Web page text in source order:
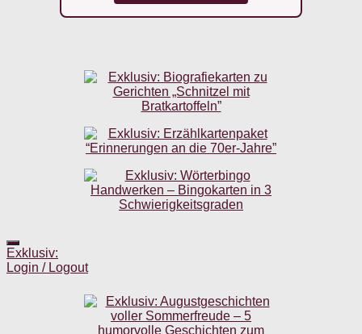
Exklusiv:
Login / Logout